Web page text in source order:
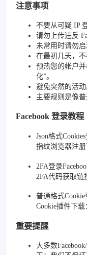
注意事项
不要从可疑 IP
请勿上传违反
未常用时请勿启
在最初几天，
预热您的帐户
化”。
避免突然的活
主要规则是像
Facebook 登录教程
Json格式
指纹浏览器注册
2FA登录
2FA代码获取链
普通格式Cookie
Cookie插件下载
重要提醒
大多数